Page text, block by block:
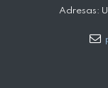
Adresas: